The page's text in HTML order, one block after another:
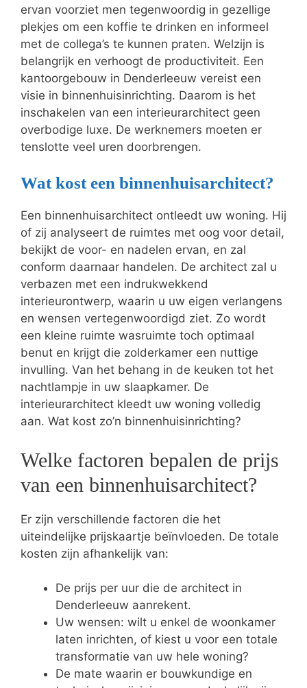
ervan voorziet men tegenwoordig in gezellige
plekjes om een koffie te drinken en informeel
met de collega’s te kunnen praten. Welzijn is
belangrijk en verhoogt de productiviteit. Een
kantoorgebouw in Denderleeuw vereist een
visie in binnenhuisinrichting. Daarom is het
inschakelen van een interieurarchitect geen
overbodige luxe. De werknemers moeten er
tenslotte veel uren doorbrengen.
Wat kost een binnenhuisarchitect?
Een binnenhuisarchitect ontleedt uw woning. Hij
of zij analyseert de ruimtes met oog voor detail,
bekijkt de voor- en nadelen ervan, en zal
conform daarnaar handelen. De architect zal u
verbazen met een indrukwekkend
interieurontwerp, waarin u uw eigen verlangens
en wensen vertegenwoordigd ziet. Zo wordt
een kleine ruimte wasruimte toch optimaal
benut en krijgt die zolderkamer een nuttige
invulling. Van het behang in de keuken tot het
nachtlampje in uw slaapkamer. De
interieurarchitect kleedt uw woning volledig
aan. Wat kost zo’n binnenhuisinrichting?
Welke factoren bepalen de prijs
van een binnenhuisarchitect?
Er zijn verschillende factoren die het
uiteindelijke prijskaartje beïnvloeden. De totale
kosten zijn afhankelijk van:
De prijs per uur die de architect in
Denderleeuw aanrekent.
Uw wensen: wilt u enkel de woonkamer
laten inrichten, of kiest u voor een totale
transformatie van uw hele woning?
De mate waarin er bouwkundige en